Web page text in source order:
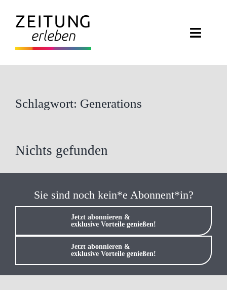
Inhalt
springen
VERANSTALTUNGEN
ZEITUNGSWELT
KONTAKT
Anmelden / Registrieren
Schlagwort: Generations
Nichts gefunden
Sie sind noch kein*e Abonnent*in?
Jetzt abonnieren &
exklusive Vorteile genießen!
Jetzt abonnieren &
exklusive Vorteile genießen!